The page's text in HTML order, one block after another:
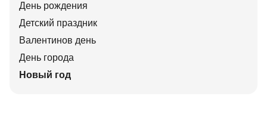
День рождения
Детский праздник
Валентинов день
День города
Новый год